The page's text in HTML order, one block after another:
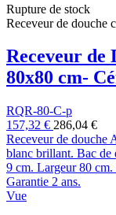
Rupture de stock
Receveur de douche
Receveur de
80x80 cm-
RQR-80-C-p
157,32 € 286,04 €
Receveur de douche
blanc brillant. Bac de
9 cm. Largeur 80
Garantie 2 ans.
Vue